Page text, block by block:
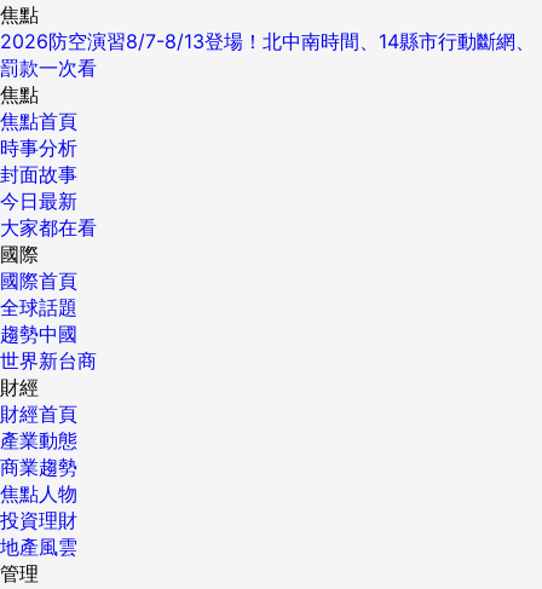
焦點
2026防空演習8/7-8/13登場！北中南時間、14縣市行動斷網、
罰款一次看
焦點
焦點首頁
時事分析
封面故事
今日最新
大家都在看
國際
國際首頁
全球話題
趨勢中國
世界新台商
財經
財經首頁
產業動態
商業趨勢
焦點人物
投資理財
地產風雲
管理